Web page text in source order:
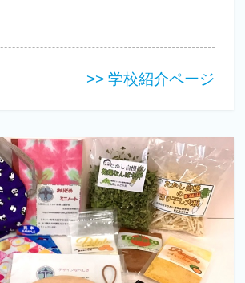
>> 学校紹介ページ